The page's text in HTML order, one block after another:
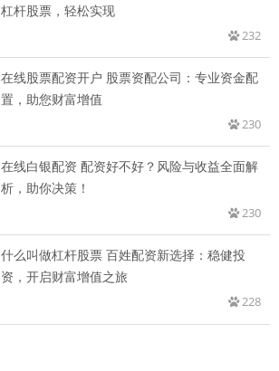
杠杆股票，轻松实现
232
在线股票配资开户 股票资配公司：专业资金配
置，助您财富增值
230
在线白银配资 配资好不好？风险与收益全面解
析，助你决策！
230
什么叫做杠杆股票 百姓配资新选择：稳健投
资，开启财富增值之旅
228